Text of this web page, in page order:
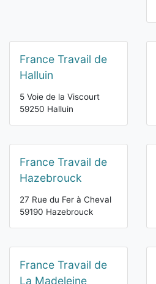
France Travail de
Halluin
5 Voie de la Viscourt
59250 Halluin
France Travail de
Hazebrouck
27 Rue du Fer à Cheval
59190 Hazebrouck
France Travail de
La Madeleine